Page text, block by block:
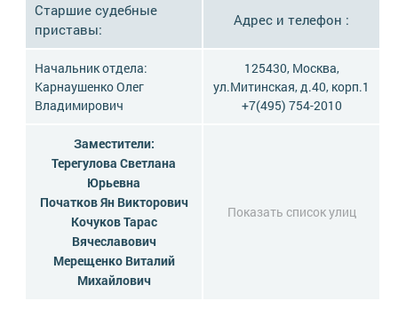
Старшие судебные
приставы:
Адрес и телефон :
Начальник отдела:
Карнаушенко Олег
Владимирович
125430, Москва,
ул.Митинская, д.40, корп.1
+7(495) 754-2010
Заместители:
Терегулова Светлана
Юрьевна
Початков Ян Викторович
Кочуков Тарас
Вячеславович
Мерещенко Виталий
Михайлович
Показать список улиц